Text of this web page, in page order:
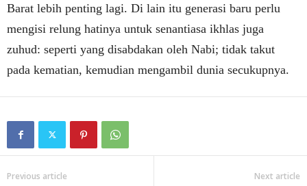
Barat lebih penting lagi. Di lain itu generasi baru perlu
mengisi relung hatinya untuk senantiasa ikhlas juga
zuhud: seperti yang disabdakan oleh Nabi; tidak takut
pada kematian, kemudian mengambil dunia secukupnya.
Previous article Next article